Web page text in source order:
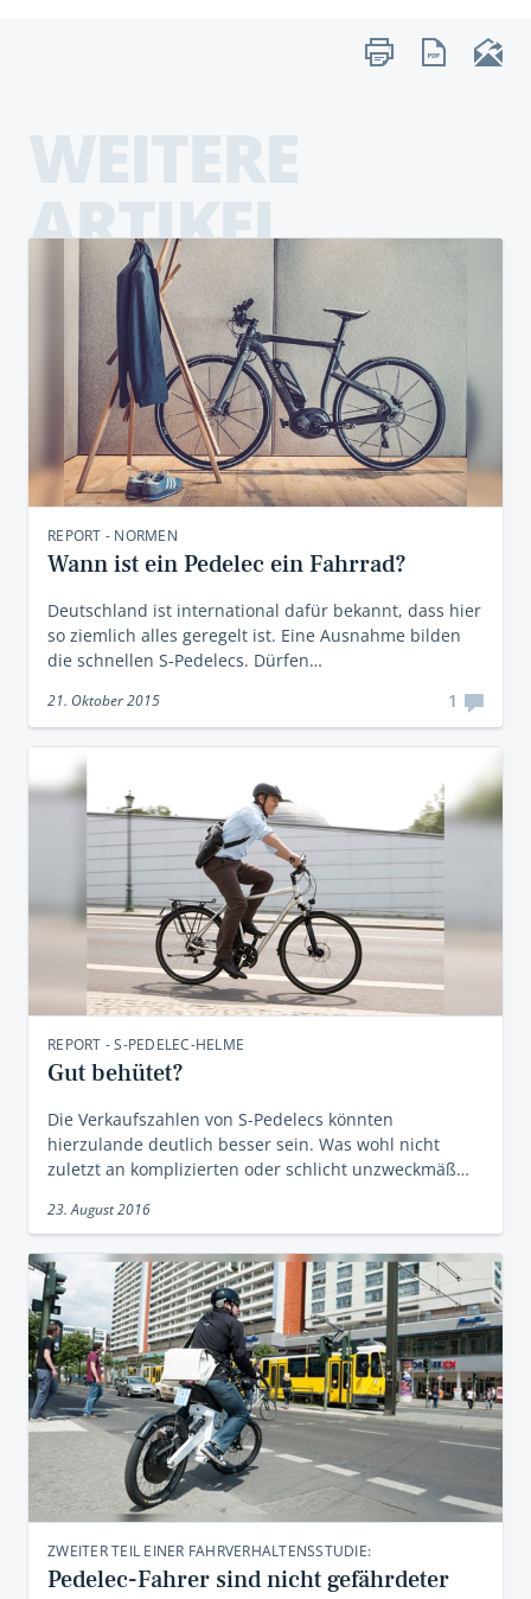
ARTIKEL
REPORT - NORMEN
Wann ist ein Pedelec ein Fahrrad?
Deutschland ist international dafür bekannt, dass hier
so ziemlich alles geregelt ist. Eine Ausnahme bilden
die schnellen S-Pedelecs. Dürfen…
21. Oktober 2015 1
REPORT - S-PEDELEC-HELME
Gut behütet?
Die Verkaufszahlen von S-Pedelecs könnten
hierzulande deutlich besser sein. Was wohl nicht
zuletzt an komplizierten oder schlicht unzweckmäß…
23. August 2016
ZWEITER TEIL EINER FAHRVERHALTENSSTUDIE:
Pedelec-Fahrer sind nicht gefährdeter